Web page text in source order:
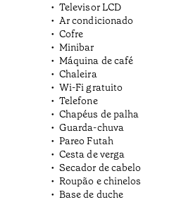
Televisor LCD
Ar condicionado
Cofre
Minibar
Máquina de café
Chaleira
Wi-Fi gratuito
Telefone
Chapéus de palha
Guarda-chuva
Pareo Futah
Cesta de verga
Secador de cabelo
Roupão e chinelos
Base de duche